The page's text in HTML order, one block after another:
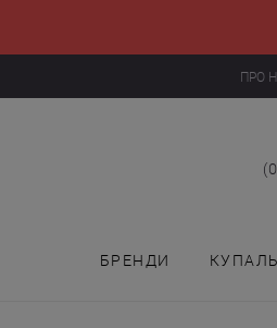
ПРО
БРЕНДИ